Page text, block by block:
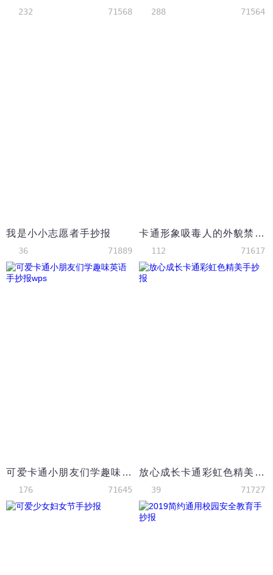
232 71568 288 71564
我是小小志愿者手抄报
36 71889
卡通形象吸毒人的外貌禁毒手抄报
112 71617
可爱卡通小朋友们学趣味英语手抄报wps
176 71645
放心成长卡通彩虹色精美手抄报
39 71727